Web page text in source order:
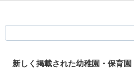
新しく掲載された幼稚園・保育園